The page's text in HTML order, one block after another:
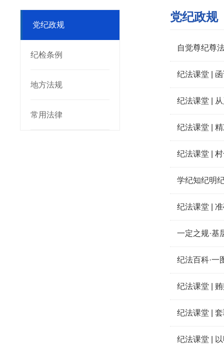
党纪政规
纪检条例
地方法规
常用法律
党纪政规
自觉尊纪尊
纪
纪法课堂 |
纪法课堂 |
纪法课堂 |
学纪知纪明
纪法课堂 |
一定之规·基
纪法课堂 |
纪法课堂 |
纪法课堂 |